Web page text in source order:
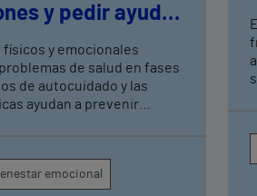
y pedir ayuda
físicos y emocionales
de salud en fases
ayudan a prevenir
emocional